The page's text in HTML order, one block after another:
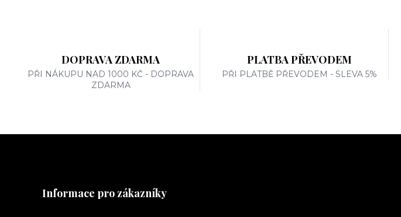
DOPRAVA ZDARMA
PŘI NÁKUPU NAD 1000 KČ - DOPRAVA
ZDARMA
PLATBA PŘEVODEM
PŘI PLATBĚ PŘEVODEM - SLEVA 5%
Informace pro zákazníky